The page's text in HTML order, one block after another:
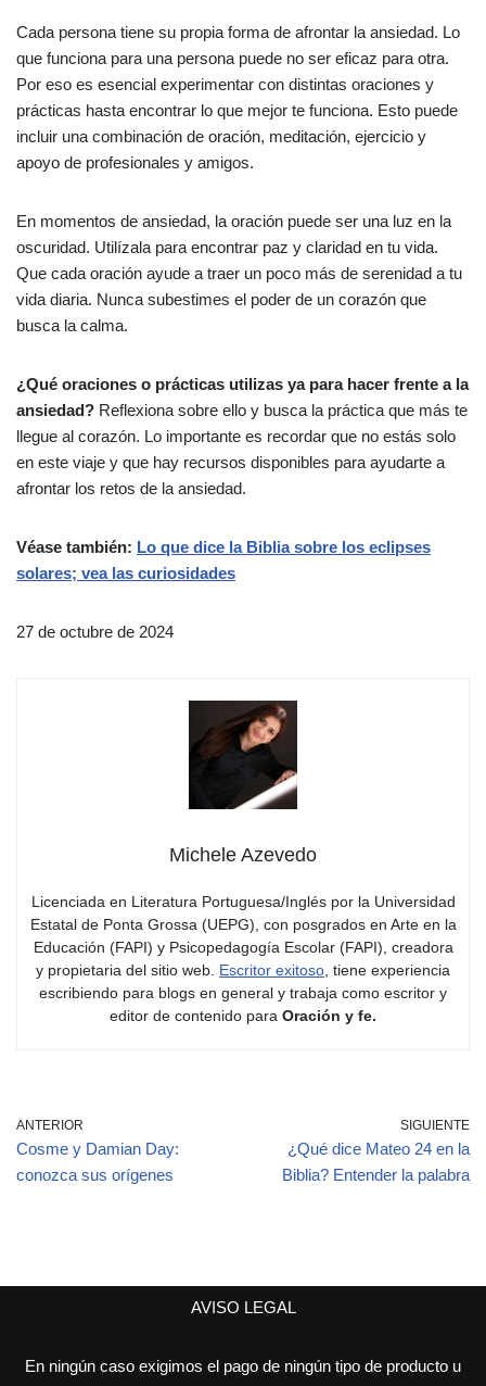
Cada persona tiene su propia forma de afrontar la ansiedad. Lo
que funciona para una persona puede no ser eficaz para otra.
Por eso es esencial experimentar con distintas oraciones y
prácticas hasta encontrar lo que mejor te funciona. Esto puede
incluir una combinación de oración, meditación, ejercicio y
apoyo de profesionales y amigos.
En momentos de ansiedad, la oración puede ser una luz en la
oscuridad. Utilízala para encontrar paz y claridad en tu vida.
Que cada oración ayude a traer un poco más de serenidad a tu
vida diaria. Nunca subestimes el poder de un corazón que
busca la calma.
¿Qué oraciones o prácticas utilizas ya para hacer frente a la
ansiedad? Reflexiona sobre ello y busca la práctica que más te
llegue al corazón. Lo importante es recordar que no estás solo
en este viaje y que hay recursos disponibles para ayudarte a
afrontar los retos de la ansiedad.
Véase también: Lo que dice la Biblia sobre los eclipses
solares; vea las curiosidades
27 de octubre de 2024
Michele Azevedo
Licenciada en Literatura Portuguesa/Inglés por la Universidad
Estatal de Ponta Grossa (UEPG), con posgrados en Arte en la
Educación (FAPI) y Psicopedagogía Escolar (FAPI), creadora
y propietaria del sitio web. Escritor exitoso, tiene experiencia
escribiendo para blogs en general y trabaja como escritor y
editor de contenido para Oración y fe.
ANTERIOR
Cosme y Damian Day:
conozca sus orígenes
SIGUIENTE
¿Qué dice Mateo 24 en la
Biblia? Entender la palabra
AVISO LEGAL
En ningún caso exigimos el pago de ningún tipo de producto u